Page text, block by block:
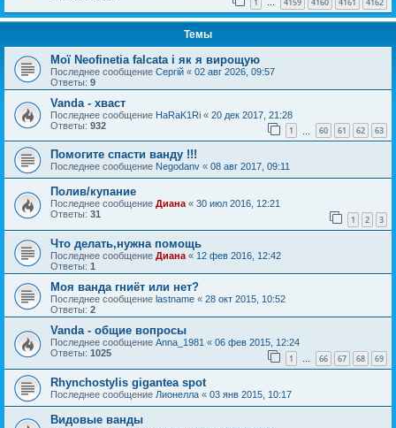
…
Темы
Мої Neofinetia falcata і як я вирощую
Последнее сообщение Сергій « 02 авг 2026, 09:57
Ответы: 9
Vanda - хваст
Последнее сообщение HaRaK1Ri « 20 дек 2017, 21:28
Ответы: 932 1 60 61 62 63
Помогите спасти ванду !!!
Последнее сообщение Negodanv « 08 авг 2017, 09:11
Полив/купание
Последнее сообщение Диана « 30 июл 2016, 12:21
Ответы: 31 1 2 3
Что делать,нужна помощь
Последнее сообщение Диана « 12 фев 2016, 12:42
Ответы: 1
Моя ванда гниёт или нет?
Последнее сообщение lastname « 28 окт 2015, 10:52
Ответы: 2
Vanda - общие вопросы
Последнее сообщение Anna_1981 « 06 фев 2015, 12:24
Ответы: 1025 1 … 66 67 68 69
Rhynchostylis gigantea spot
Последнее сообщение Лионелла « 03 янв 2015, 10:17
Видовые ванды